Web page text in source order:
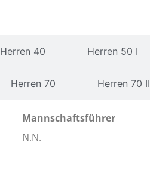
Herren 40 Herren 50 I
Herren 70 Herren 70 II
Mannschaftsführer
N.N.